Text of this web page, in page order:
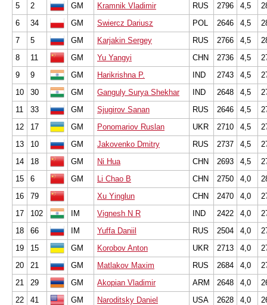
5
2 GM Kramnik Vladimir RUS 2796 4,5
6
34 GM Swiercz Dariusz POL 2646 4,5
7
5 GM Karjakin Sergey RUS 2766 4,5
8
11 GM Yu Yangyi CHN 2736 4,5
9
9 GM Harikrishna P. IND 2743 4,5
10
30 GM Ganguly Surya Shekhar IND 2648 4,5
11
33 GM Sjugirov Sanan RUS 2646 4,5
12
17 GM Ponomariov Ruslan UKR 2710 4,5
13
10 GM Jakovenko Dmitry RUS 2737 4,5
14
18 GM Ni Hua CHN 2693 4,5
15
6 GM Li Chao B CHN 2750 4,0
16
79 Xu Yinglun CHN 2470 4,0
17
102 IM Vignesh N R IND 2422 4,0
18
66 IM Yuffa Daniil RUS 2504 4,0
19
15 GM Korobov Anton UKR 2713 4,0
20
21 GM Matlakov Maxim RUS 2684 4,0
21
29 GM Akopian Vladimir ARM 2648 4,0
22
41 GM Naroditsky Daniel USA 2628 4,0